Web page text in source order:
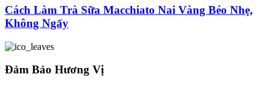
Cách Làm Trà Sữa Macchiato Nai Vàng Béo Nhẹ,
Không Ngấy
Đảm Bảo Hương Vị